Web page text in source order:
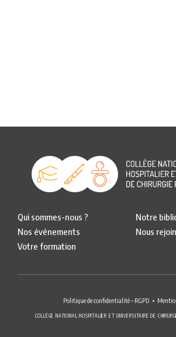
Qui sommes-nous ?
Nos événements
Votre formation
Notre
Nous
Politique de confidentialité – RGPD
COLLÈGE NATIONAL HOSPITALIER ET UNIVERSITAIRE DE